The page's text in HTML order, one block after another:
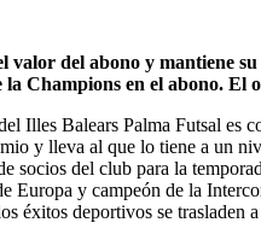
valor del abono y mantiene
Champions en el abono. El
Illes Balears Palma Futsal es
y lleva al que lo tiene a un
socios del club para la
Europa y campeón de la
éxitos deportivos se trasladen